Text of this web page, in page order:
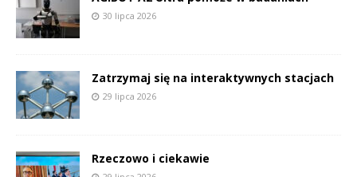
30 lipca 2026
Zatrzymaj się na interaktywnych stacjach
29 lipca 2026
Rzeczowo i ciekawie